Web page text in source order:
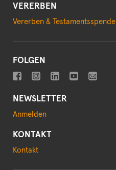
VERERBEN
Vererben & Testamentsspende
FOLGEN
NEWSLETTER
Anmelden
KONTAKT
Kontakt